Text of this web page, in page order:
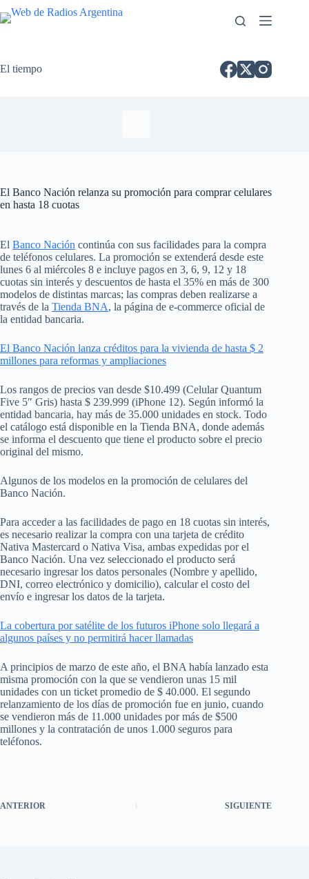
El tiempo
El Banco Nación relanza su promoción para comprar celulares
en hasta 18 cuotas
El Banco Nación continúa con sus facilidades para la compra
de teléfonos celulares. La promoción se extenderá desde este
lunes 6 al miércoles 8 e incluye pagos en 3, 6, 9, 12 y 18
cuotas sin interés y descuentos de hasta el 35% en más de 300
modelos de distintas marcas; las compras deben realizarse a
través de la Tienda BNA, la página de e-commerce oficial de
la entidad bancaria.
El Banco Nación lanza créditos para la vivienda de hasta $ 2
millones para reformas y ampliaciones
Los rangos de precios van desde $10.499 (Celular Quantum
Five 5″ Gris) hasta $ 239.999 (iPhone 12). Según informó la
entidad bancaria, hay más de 35.000 unidades en stock. Todo
el catálogo está disponible en la Tienda BNA, donde además
se informa el descuento que tiene el producto sobre el precio
original del mismo.
Algunos de los modelos en la promoción de celulares del
Banco Nación.
Para acceder a las facilidades de pago en 18 cuotas sin interés,
es necesario realizar la compra con una tarjeta de crédito
Nativa Mastercard o Nativa Visa, ambas expedidas por el
Banco Nación. Una vez seleccionado el producto será
necesario ingresar los datos personales (Nombre y apellido,
DNI, correo electrónico y domicilio), calcular el costo del
envío e ingresar los datos de la tarjeta.
La cobertura por satélite de los futuros iPhone solo llegará a
algunos países y no permitirá hacer llamadas
A principios de marzo de este año, el BNA había lanzado esta
misma promoción con la que se vendieron unas 15 mil
unidades con un ticket promedio de $ 40.000. El segundo
relanzamiento de los días de promoción fue en junio, cuando
se vendieron más de 11.000 unidades por más de $500
millones y la contratación de unos 1.000 seguros para
teléfonos.
ANTERIOR SIGUIENTE